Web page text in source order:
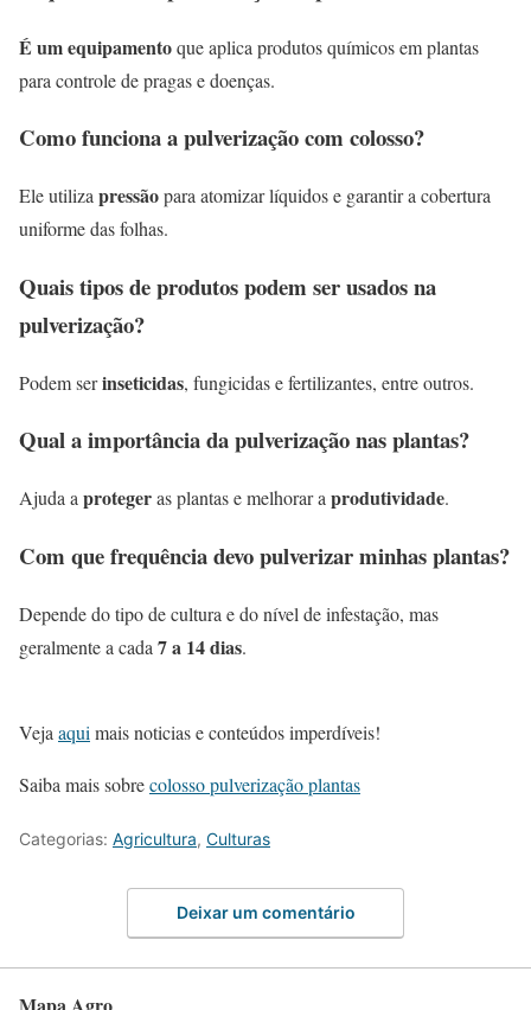
É um equipamentoque aplica produtos químicos em plantas
para controle de pragas e doenças.
Como funciona a pulverização com colosso?
Ele utilizapressãopara atomizar líquidos e garantir a cobertura
uniforme das folhas.
Quais tipos de produtos podem ser usados na
pulverização?
Podem serinseticidas, fungicidas e fertilizantes, entre outros.
Qual a importância da pulverização nas plantas?
Ajuda a protegeras plantas e melhorar a produtividade.
Com que frequência devo pulverizar minhas plantas?
Depende do tipo de cultura e do nível de infestação, mas
geralmente a cada 7 a 14 dias.
Veja aqui mais noticias e conteúdos imperdíveis!
Saiba mais sobrecolosso pulverização plantas
Categorias: Agricultura, Culturas
Deixar um comentário